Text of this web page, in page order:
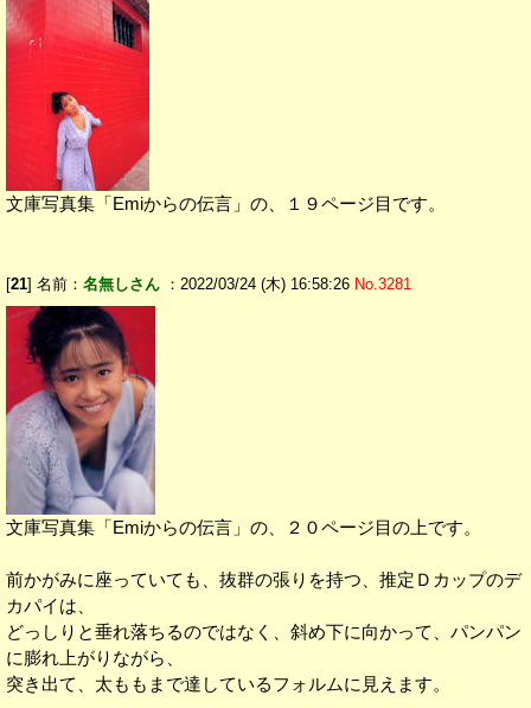
文庫写真集「Emiからの伝言」の、１９ページ目です。
[21] 名前： 名無しさん ：2022/03/24 (木) 16:58:26 No.3281
文庫写真集「Emiからの伝言」の、２０ページ目の上です。
前かがみに座っていても、抜群の張りを持つ、推定Ｄカップのデ
カパイは、
どっしりと垂れ落ちるのではなく、斜め下に向かって、パンパン
に膨れ上がりながら、
突き出て、太ももまで達しているフォルムに見えます。